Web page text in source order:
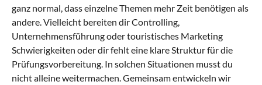
ganz normal, dass einzelne Themen mehr Zeit benötigen als
andere. Vielleicht bereiten dir Controlling,
Unternehmensführung oder touristisches Marketing
Schwierigkeiten oder dir fehlt eine klare Struktur für die
Prüfungsvorbereitung. In solchen Situationen musst du
nicht alleine weitermachen. Gemeinsam entwickeln wir